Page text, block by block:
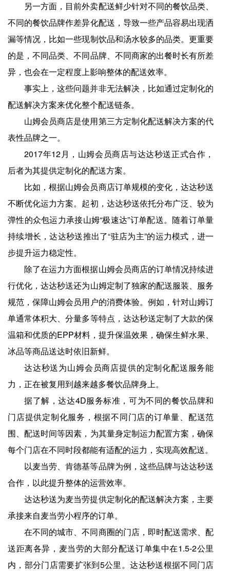
另一方面，目前外卖配送鲜少针对不同的餐饮品类、
不同的餐饮品牌作差异化配送，导致一些产品容易出现洒
漏等情况，比如一些现制饮品和汤水较多的品类。更重要
的是，不同品类、不同品牌、不同商家的出餐时长有所差
异，也会在一定程度上影响整体的配送效率。
事实上，这些问题并非无法解决，比如通过定制化的
配送解决方案来优化整个配送链条。
山姆会员商店是使用第三方定制化配送解决方案的代
表性品牌之一。
2017年12月，山姆会员商店与达达秒送正式合作，
后者为其提供定制化的配送方案。
比如，根据山姆会员商店订单规模的变化，达达秒送
不断优化运力方案。起初，达达秒送依托分布广泛、较为
弹性的众包运力承接山姆“极速达”订单配送。随着订单量
持续增长，达达秒送推出了“驻店为主”的运力模式，进一
步提升运力稳定性。
除了在运力方面根据山姆会员商店的订单情况持续进
行优化，达达秒送还为山姆定制了独家的配送服装、服务
规范，保障山姆会员用户的消费体验。例如，针对山姆订
单通常体积大、分量多等特点，达达秒送定制了大款的保
温箱和优质的EPP材料，提升保温效果，确保生鲜水果、
冰品等商品送达时依旧新鲜。
达达秒送为山姆会员商店提供的定制化配送服务能
力，正在被复用到越来越多餐饮品牌身上。
据了解，达达4D服务标准，可为不同的餐饮品牌和
门店提供定制化服务，根据不同门店的订单量、配送范
围、配送时间等因素，为其量身定制运力配置方案，确保
每个门店在不同时段都能有适配的运力，实现高效配送。
以麦当劳、肯德基等品牌为例，这些品牌与达达秒送
合作，以此提升整体的运营效率。
达达秒送为麦当劳提供定制化的配送解决方案，主要
承接来自麦当劳小程序的订单。
在不同的城市、不同商圈的门店，即时配送需求、配
送距离各异，麦当劳的大部分配送订单集中在1.5-2公里
内，部分门店需要扩张到5公里。达达秒送根据不同门店